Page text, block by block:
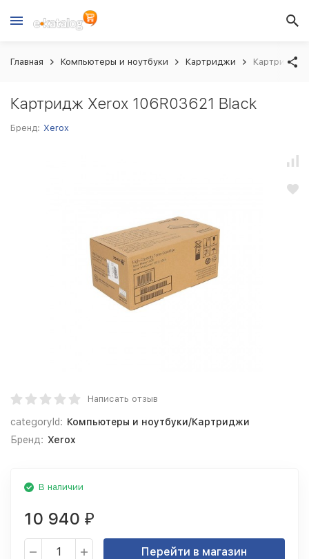
Главная Компьютеры и ноутбуки Картриджи Картридж
Картридж Xerox 106R03621 Black
Бренд: Xerox
Написать отзыв
categoryId: Компьютеры и ноутбуки/Картриджи
Бренд: Xerox
В наличии
10 940 ₽
Перейти в магазин